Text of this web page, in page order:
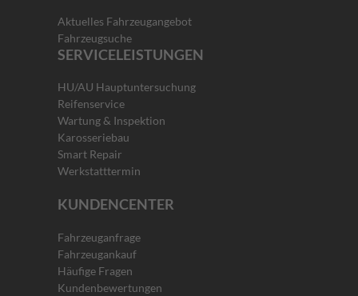
Aktuelles Fahrzeugangebot
Fahrzeugsuche
SERVICELEISTUNGEN
HU/AU Hauptuntersuchung
Reifenservice
Wartung & Inspektion
Karosseriebau
Smart Repair
Werkstatttermin
KUNDENCENTER
Fahrzeuganfrage
Fahrzeugankauf
Häufige Fragen
Kundenbewertungen